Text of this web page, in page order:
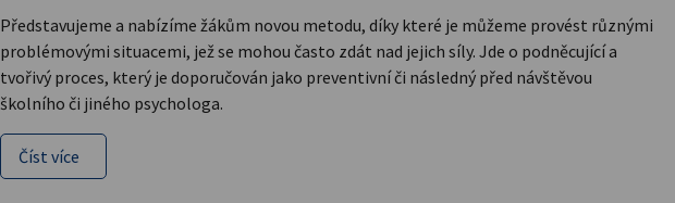
Představujeme a nabízíme žákům novou metodu, díky které je můžeme provést různými
problémovými situacemi, jež se mohou často zdát nad jejich síly. Jde o podněcující a
tvořivý proces, který je doporučován jako preventivní či následný před návštěvou
školního či jiného psychologa.
Číst více